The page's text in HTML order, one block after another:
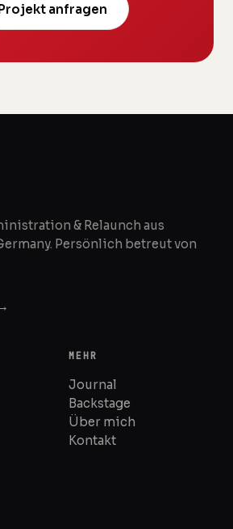
anfragen
& Relaunch aus
Persönlich betreut von
MEHR
Journal
Backstage
Über mich
Kontakt